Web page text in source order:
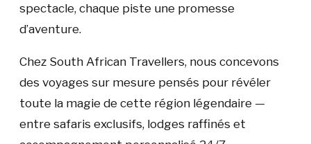
spectacle, chaque piste une promesse
d’aventure.
Chez South African Travellers, nous concevons
des voyages sur mesure pensés pour révéler
toute la magie de cette région légendaire —
entre safaris exclusifs, lodges raffinés et